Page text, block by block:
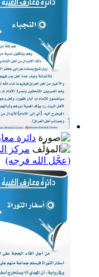
دائرة
مركز
(عجَّل الله فرجه)